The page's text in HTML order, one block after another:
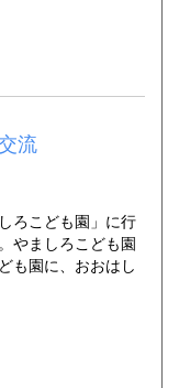
流
ろこども園」に行
やましろこども園
も園に、おおはし